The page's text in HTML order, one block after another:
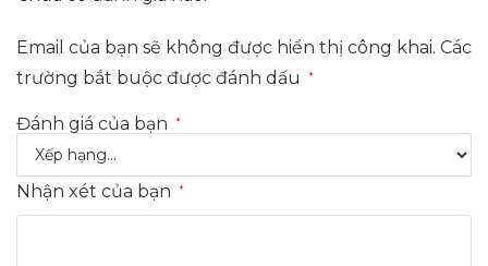
Email của bạn sẽ không được hiển thị công khai. Các
trường bắt buộc được đánh dấu
*
Đánh giá của bạn *
Nhận xét của bạn *